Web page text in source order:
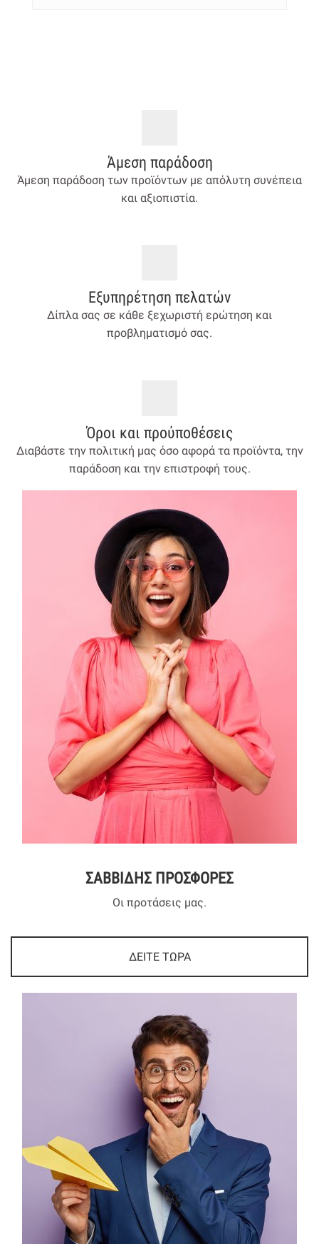
Άμεση παράδοση
Άμεση παράδοση των προϊόντων με απόλυτη συνέπεια
και αξιοπιστία.
Εξυπηρέτηση πελατών
Δίπλα σας σε κάθε ξεχωριστή ερώτηση και
προβληματισμό σας.
Όροι και προύποθέσεις
Διαβάστε την πολιτική μας όσο αφορά τα προϊόντα, την
παράδοση και την επιστροφή τους.
ΣΑΒΒΙΔΗΣ ΠΡΟΣΦΟΡΕΣ
Οι προτάσεις μας.
ΔΕΙΤΕ ΤΩΡΑ